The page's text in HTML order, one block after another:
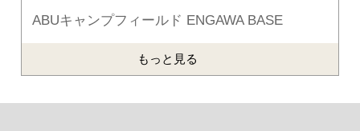
ABUキャンプフィールド ENGAWA BASE
もっと見る